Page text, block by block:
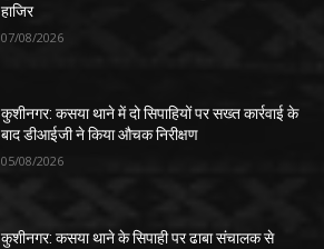
हाजिर
07/08/2026
कुशीनगर: कसया थाने में दो सिपाहियों पर सख्त कार्रवाई के
बाद डीआईजी ने किया औचक निरीक्षण
05/08/2026
कुशीनगर: कसया थाने के सिपाही पर ढाबा संचालक से